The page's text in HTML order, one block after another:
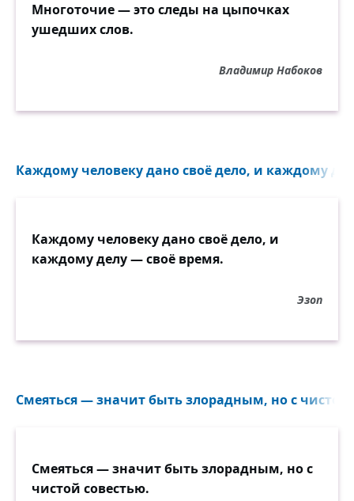
Многоточие — это следы на цыпочках
ушедших слов.
Владимир Набоков
Каждому человеку дано своё дело, и каждому
Каждому человеку дано своё дело, и
каждому делу — своё время.
Эзоп
Смеяться — значит быть злорадным, но с чистой
Смеяться — значит быть злорадным, но с
чистой совестью.